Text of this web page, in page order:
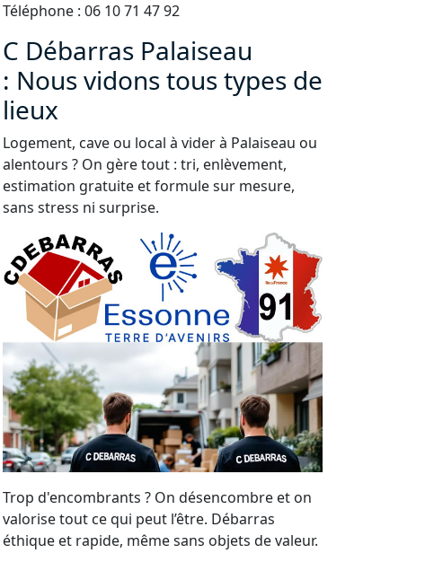
Téléphone : 06 10 71 47 92
C Débarras Palaiseau
: Nous vidons tous types de
lieux
Logement, cave ou local à vider à Palaiseau ou
alentours ? On gère tout : tri, enlèvement,
estimation gratuite et formule sur mesure,
sans stress ni surprise.
Trop d'encombrants ? On désencombre et on
valorise tout ce qui peut l’être. Débarras
éthique et rapide, même sans objets de valeur.